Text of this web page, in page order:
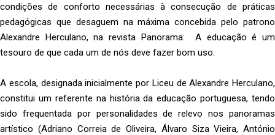
condições de conforto necessárias à consecução de práticas
pedagógicas que desaguem na máxima concebida pelo patrono
Alexandre Herculano, na revista Panorama: A educação é um
tesouro de que cada um de nós deve fazer bom uso.
A escola, designada inicialmente por Liceu de Alexandre Herculano,
constitui um referente na história da educação portuguesa, tendo
sido frequentada por personalidades de relevo nos panoramas
artístico (Adriano Correia de Oliveira, Álvaro Siza Vieira, António